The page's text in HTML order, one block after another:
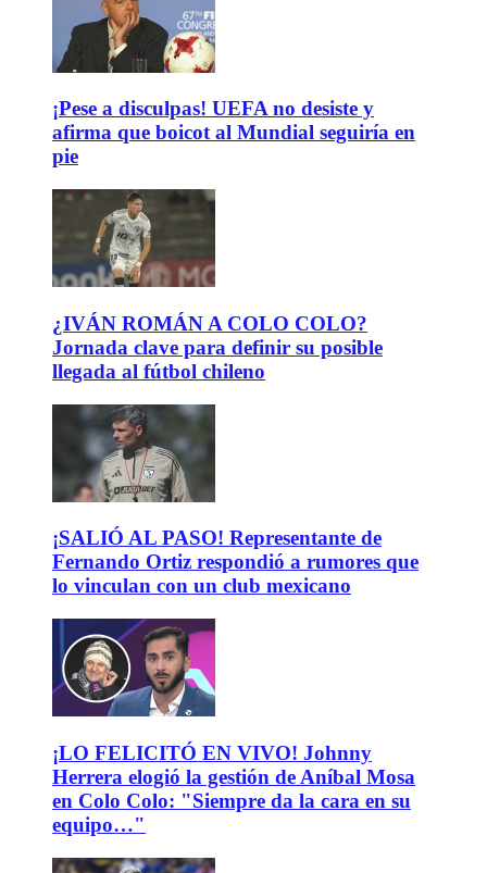
¡Pese a disculpas! UEFA no desiste y
afirma que boicot al Mundial seguiría en
pie
¿IVÁN ROMÁN A COLO COLO?
Jornada clave para definir su posible
llegada al fútbol chileno
¡SALIÓ AL PASO! Representante de
Fernando Ortiz respondió a rumores que
lo vinculan con un club mexicano
¡LO FELICITÓ EN VIVO! Johnny
Herrera elogió la gestión de Aníbal Mosa
en Colo Colo: "Siempre da la cara en su
equipo…"